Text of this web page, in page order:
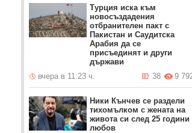
Турция иска към
новосъздадения
отбранителен пакт с
Пакистан и Саудитска
Арабия да се
присъединят и други
държави
вчера в 11:23 ч.
9
38
Ники Кънчев се раздели
тихомълком с жената на
живота си след 25 години
любов